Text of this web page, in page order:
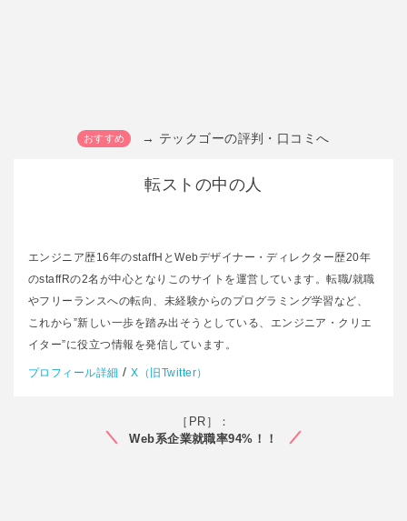
→ テックゴーの評判・口コミへ
転ストの中の人
エンジニア歴16年のstaffHとWebデザイナー・ディレクター歴20年
のstaffRの2名が中心となりこのサイトを運営しています。転職/就職
やフリーランスへの転向、未経験からのプログラミング学習など、
これから”新しい一歩を踏み出そうとしている、エンジニア・クリエ
イター”に役立つ情報を発信しています。
プロフィール詳細 /X（旧Twitter）
［PR］：
Web系企業就職率94%！！